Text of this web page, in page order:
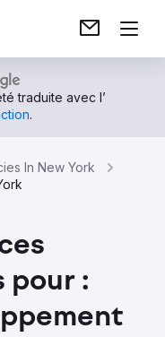
traduite avec l’
.
In New York
pour :